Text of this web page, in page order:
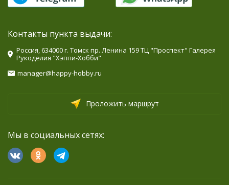
Контакты пункта выдачи:
Россия, 634000 г. Томск пр. Ленина 159 ТЦ "Проспект" Галерея
Рукоделия "Хэппи-Хобби"
manager@happy-hobby.ru
Проложить маршрут
Мы в социальных сетях: